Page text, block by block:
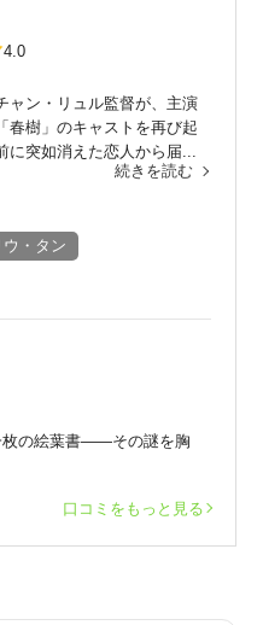
4.0
ャン・リュル監督が、主演
春樹」のキャストを再び起
突如消えた恋人から届...
続きを読む
ウ・タン
枚の絵葉書——その謎を胸
口コミをもっと見る